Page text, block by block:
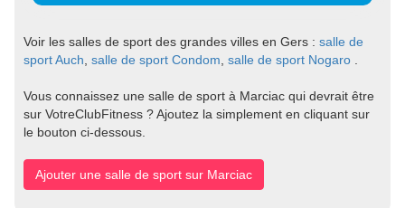
Voir les salles de sport des grandes villes en Gers : salle de
sport Auch salle de sport Condom salle de sport Nogaro
Vous connaissez une salle de sport à Marciac qui devrait être
sur VotreClubFitness ? Ajoutez la simplement en cliquant sur
le bouton ci-dessous.
Ajouter une salle de sport sur Marciac